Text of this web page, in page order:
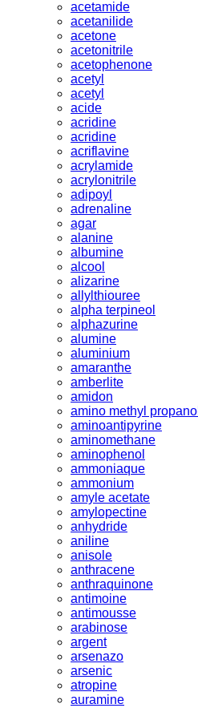
acetamide
acetanilide
acetone
acetonitrile
acetophenone
acetyl
acetyl
acide
acridine
acridine
acriflavine
acrylamide
acrylonitrile
adipoyl
adrenaline
agar
alanine
albumine
alcool
alizarine
allylthiouree
alpha terpineol
alphazurine
alumine
aluminium
amaranthe
amberlite
amidon
amino methyl propanol
aminoantipyrine
aminomethane
aminophenol
ammoniaque
ammonium
amyle acetate
amylopectine
anhydride
aniline
anisole
anthracene
anthraquinone
antimoine
antimousse
arabinose
argent
arsenazo
arsenic
atropine
auramine